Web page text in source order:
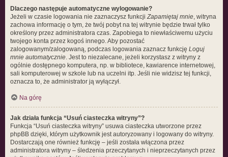
Dlaczego następuje automatyczne wylogowanie?
Jeżeli w czasie logowania nie zaznaczysz funkcjiZapamiętaj mnie, witryna
zachowa informację o tym, że twój pobyt na tej witrynie będzie trwał tylko
określony przez administratora czas. Zapobiega to niewłaściwemu użyciu
twojego konta przez kogoś innego. Aby pozostać
zalogowanym/zalogowaną, podczas logowania zaznacz funkcję Loguj
mnie automatycznie. Jest to niezalecane, jeżeli korzystasz z witryny z
ogólnie dostępnego komputera, np. w bibliotece, kawiarence internetowej,
sali komputerowej w szkole lub na uczelni itp. Jeśli nie widzisz tej funkcji,
oznacza to, że administrator ją wyłączył.
Na górę
Jak działa funkcja “Usuń ciasteczka witryny”?
Funkcja “Usuń ciasteczka witryny” usuwa ciasteczka utworzone przez
phpBB dzięki, którym użytkownik jest autoryzowany i logowany do witryny.
Dostarczają one również funkcję – jeśli została włączona przez
administratora witryny – śledzenia przeczytanych i nieprzeczytanych przez